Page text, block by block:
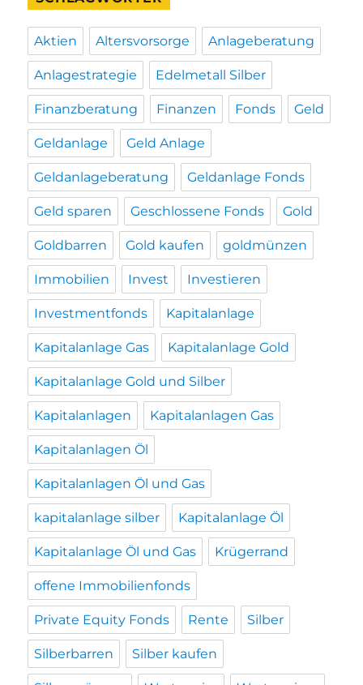
Aktien Altersvorsorge Anlageberatung
Anlagestrategie Edelmetall Silber
Finanzberatung Finanzen Fonds Geld
Geldanlage Geld Anlage
Geldanlageberatung Geldanlage Fonds
Geld sparen Geschlossene Fonds Gold
Goldbarren Gold kaufen goldmünzen
Immobilien Invest Investieren
Investmentfonds Kapitalanlage
Kapitalanlage Gas Kapitalanlage Gold
Kapitalanlage Gold und Silber
Kapitalanlagen Kapitalanlagen Gas
Kapitalanlagen Öl
Kapitalanlagen Öl und Gas
kapitalanlage silber Kapitalanlage Öl
Kapitalanlage Öl und Gas Krügerrand
offene Immobilienfonds
Private Equity Fonds Rente Silber
Silberbarren Silber kaufen